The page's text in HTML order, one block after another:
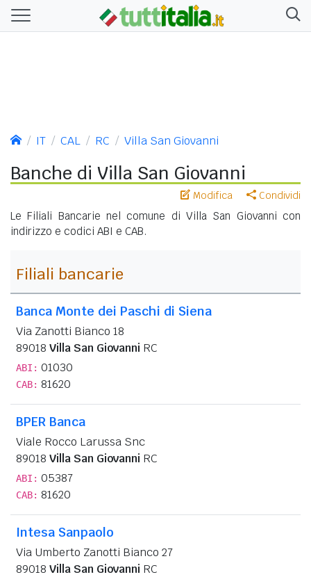
IT CAL RC Villa San Giovanni
Banche di Villa San Giovanni
Modifica Condividi
Le Filiali Bancarie nel comune di Villa San Giovanni con
indirizzo e codici ABI e CAB.
Filiali bancarie
Banca Monte dei Paschi di Siena
Via Zanotti Bianco 18
89018 Villa San Giovanni RC
ABI: 01030
CAB: 81620
BPER Banca
Viale Rocco Larussa Snc
89018 Villa San Giovanni RC
ABI: 05387
CAB: 81620
Intesa Sanpaolo
Via Umberto Zanotti Bianco 27
89018 Villa San Giovanni RC